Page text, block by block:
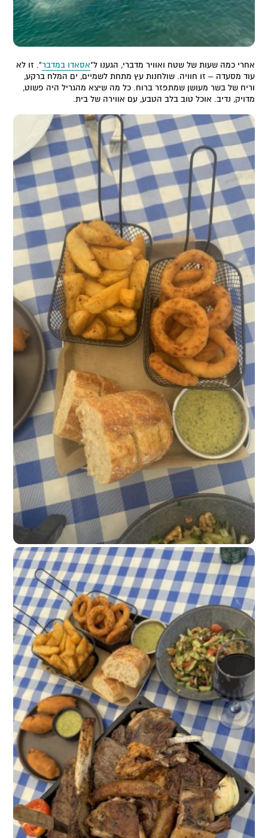
אחרי כמה שעות של שטח ואוויר מדברי, הגענו ל"אסאדו במדבר". זו לא
עוד מסעדה – זו חוויה. שולחנות עץ מתחת לשמיים, ים המלח ברקע,
וריח של בשר מעושן שמתפזר ברוח. כל מה שיצא מהגריל היה פשוט,
מדויק, נדיב. אוכל טוב בלב הטבע, עם אווירה של בית.